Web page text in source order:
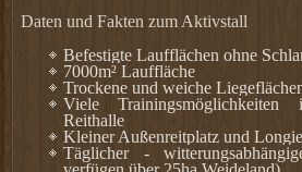
Daten und Fakten zum Aktivstall
Befestigte Laufflächen ohne
7000m² Lauffläche
Trockene und weiche
Viele Trainingsmöglichkeiten
Reithalle
Kleiner Außenreitplatz und
Täglicher -